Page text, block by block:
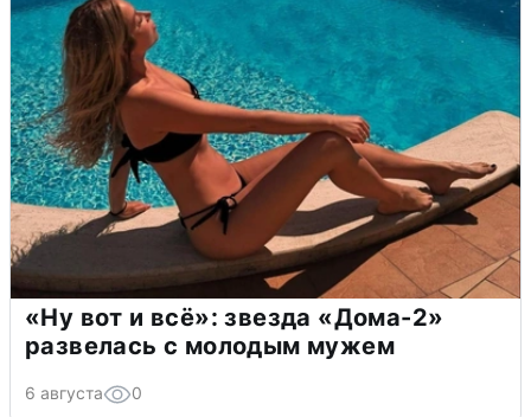
«Ну вот и всё»: звезда «Дома-2»
развелась с молодым мужем
6 августа 0